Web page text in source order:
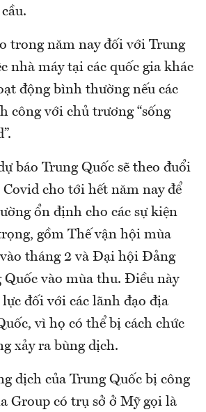
trong năm nay đối với Trung
nhà máy tại các quốc gia khác
động bình thường nếu các
công với chủ trương “sống
báo Trung Quốc sẽ theo đuổi
cho tới hết năm nay để
ổn định cho các sự kiện
gồm Thế vận hội mùa
tháng 2 và Đại hội Đảng
Quốc vào mùa thu. Điều này
đối với các lãnh đạo địa
vì họ có thể bị cách chức
xảy ra bùng dịch.
dịch của Trung Quốc bị công
Group có trụ sở ở Mỹ gọi là